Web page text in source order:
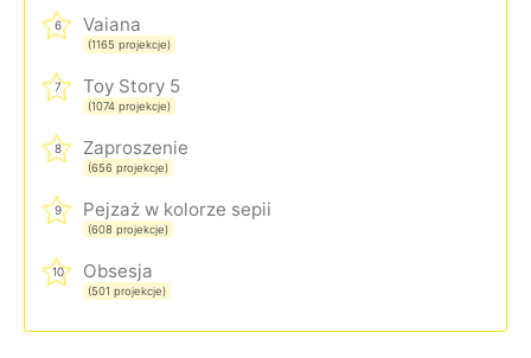
6 Vaiana
(1165 projekcje)
7 Toy Story 5
(1074 projekcje)
8 Zaproszenie
(656 projekcje)
9 Pejzaż w kolorze sepii
(608 projekcje)
10 Obsesja
(501 projekcje)